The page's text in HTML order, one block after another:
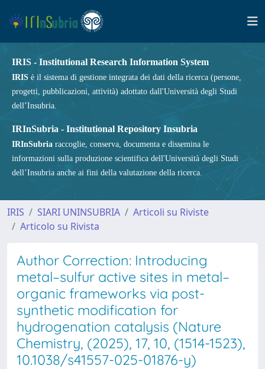
IRIS - Institutional Research Information System
IRIS è il sistema di gestione integrata dei dati della ricerca (persone,
progetti, pubblicazioni, attività) adottato dall'Università degli Studi
dell’Insubria.
IRInSubria - Institutional Repository Insubria
IRInSubria raccoglie, conserva, documenta e dissemina le
informazioni sulla produzione scientifica dell'Università degli Studi
dell’Insubria anche ai fini della valutazione della ricerca.
IRIS SIARI UNINSUBRIA
Articoli su Riviste
Articolo su Rivista
Author Correction: Introducing
metal–sulfur active sites in metal–
organic frameworks via post-
synthetic modification for
hydrogenation catalysis (Nature
Chemistry, (2025), 17, 10, (1514-1523),
10.1038/s41557-025-01876-y)